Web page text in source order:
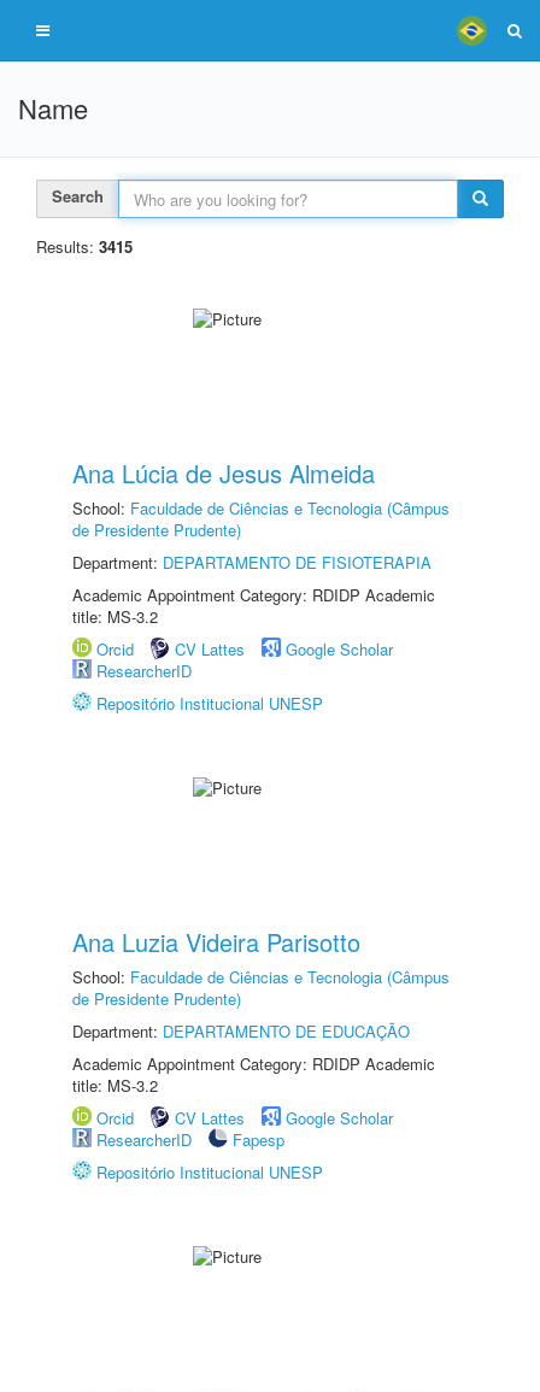
Name
Search
Results: 3415
Ana Lúcia de Jesus Almeida
School: Faculdade de Ciências e Tecnologia (Câmpus
de Presidente Prudente)
Department: DEPARTAMENTO DE FISIOTERAPIA
Academic Appointment Category: RDIDP Academic
title: MS-3.2
Orcid
CV Lattes
Google Scholar
ResearcherID
Repositório Institucional UNESP
Ana Luzia Videira Parisotto
School: Faculdade de Ciências e Tecnologia (Câmpus
de Presidente Prudente)
Department: DEPARTAMENTO DE EDUCAÇÃO
Academic Appointment Category: RDIDP Academic
title: MS-3.2
Orcid
CV Lattes
Google Scholar
ResearcherID
Fapesp
Repositório Institucional UNESP